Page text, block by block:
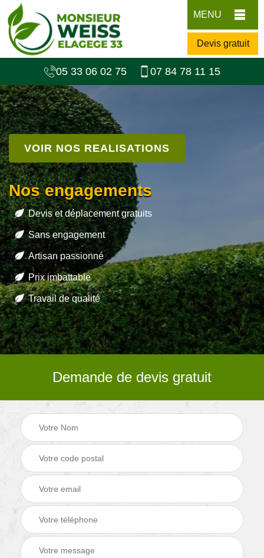
MENU
Devis gratuit
05 33 06 02 75 07 84 78 11 15
VOIR NOS REALISATIONS
Nos engagements
Devis et déplacement gratuits
Sans engagement
Artisan passionné
Prix imbattable
Travail de qualité
Demande de devis gratuit